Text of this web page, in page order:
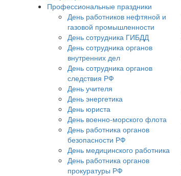
Профессиональные праздники
День работников нефтяной и
газовой промышленности
День сотрудника ГИБДД
День сотрудника органов
внутренних дел
День сотрудника органов
следствия РФ
День учителя
День энергетика
День юриста
День военно-морского флота
День работника органов
безопасности РФ
День медицинского работника
День работника органов
прокуратуры РФ